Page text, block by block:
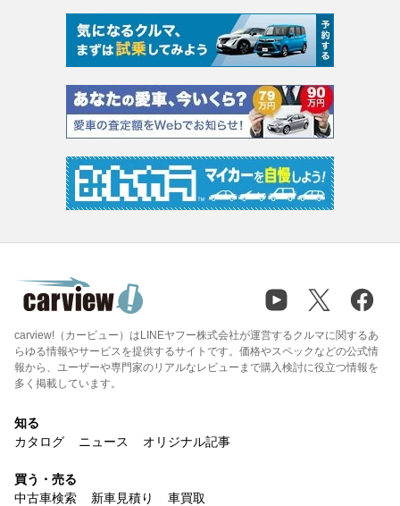
carview!（カービュー）はLINEヤフー株式会社が運営するクルマに関するあ
らゆる情報やサービスを提供するサイトです。価格やスペックなどの公式情
報から、ユーザーや専門家のリアルなレビューまで購入検討に役立つ情報を
多く掲載しています。
知る
カタログ
ニュース オリジナル記事
買う・売る
中古車検索
新車見積り 車買取